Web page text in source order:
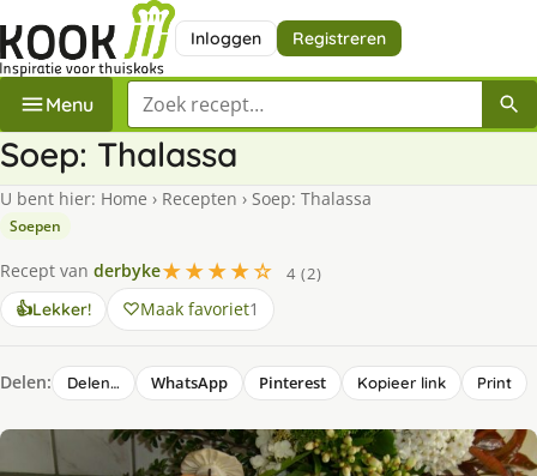
Inloggen Registreren
Menu Zoek een recept
Soep: Thalassa
U bent hier: Home › Recepten › Soep: Thalassa
Soepen
Recept van derbyke★★★★☆
4 (2)
👍Lekker! Maak favoriet1
Delen: Delen… WhatsApp Pinterest Kopieer link Print